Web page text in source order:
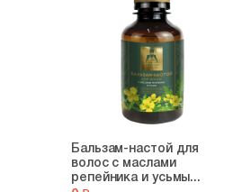
Бальзам-настой для
волос с маслами
репейника и усьмы...